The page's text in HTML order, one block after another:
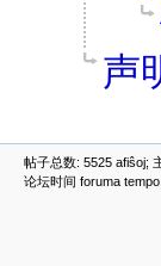
声
帖子总数: 5525 afiŝoj;
论坛时间 foruma